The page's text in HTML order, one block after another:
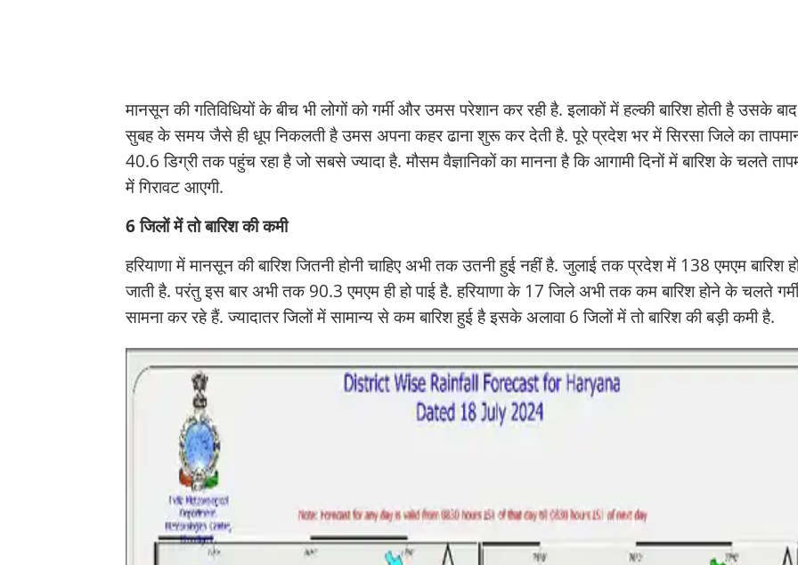
मानसून की गतिविधियों के बीच भी लोगों को गर्मी और उमस परेशान कर रही है. इलाकों में हल्की बारिश होती है उसके बाद
सुबह के समय जैसे ही धूप निकलती है उमस अपना कहर ढाना शुरू कर देती है. पूरे प्रदेश भर में सिरसा जिले का
40.6 डिग्री तक पहुंच रहा है जो सबसे ज्यादा है. मौसम वैज्ञानिकों का मानना है कि आगामी दिनों में बारिश के चलते
में गिरावट आएगी.
6 जिलों में तो बारिश की कमी
हरियाणा में मानसून की बारिश जितनी होनी चाहिए अभी तक उतनी हुई नहीं है. जुलाई तक प्रदेश में 138 एमएम बारिश
जाती है. परंतु इस बार अभी तक 90.3 एमएम ही हो पाई है. हरियाणा के 17 जिले अभी तक कम बारिश होने के चलते
सामना कर रहे हैं. ज्यादातर जिलों में सामान्य से कम बारिश हुई है इसके अलावा 6 जिलों में तो बारिश की बड़ी कमी है.